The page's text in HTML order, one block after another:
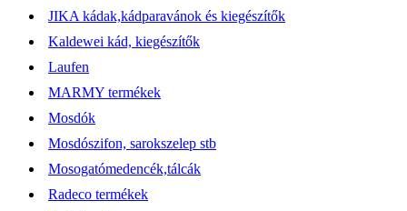
JIKA kádak,kádparavánok és kiegészítők
Kaldewei kád, kiegészítők
Laufen
MARMY termékek
Mosdók
Mosdószifon, sarokszelep stb
Mosogatómedencék,tálcák
Radeco termékek